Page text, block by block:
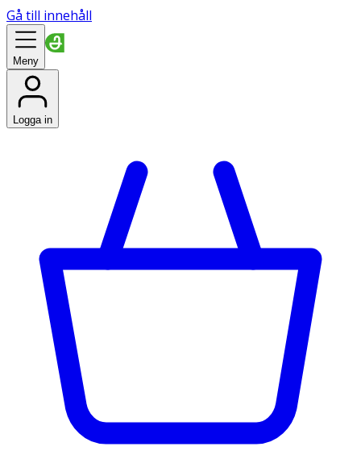
Gå till innehåll
Meny
Logga in